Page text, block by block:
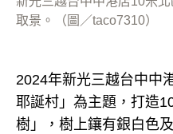
取景。（圖／taco7310）
2024年新光三越台中中
耶誕村」為主題，打造
樹」，樹上鑲有銀白色